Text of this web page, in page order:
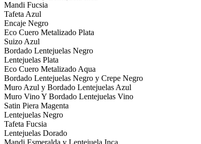
Mandi Fucsia
Tafeta Azul
Encaje Negro
Eco Cuero Metalizado Plata
Suizo Azul
Bordado Lentejuelas Negro
Lentejuelas Plata
Eco Cuero Metalizado Aqua
Bordado Lentejuelas Negro y Crepe Negro
Muro Azul y Bordado Lentejuelas Azul
Muro Vino Y Bordado Lentejuelas Vino
Satin Piera Magenta
Lentejuelas Negro
Tafeta Fucsia
Lentejuelas Dorado
Mandi Esmeralda y Lentejuela Inca